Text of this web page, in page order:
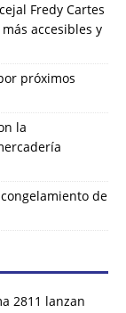
Fredy Cartes
accesibles y
próximos
la
de
2811 lanzan